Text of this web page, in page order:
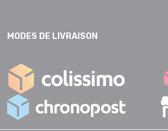
MODES DE LIVRAISON